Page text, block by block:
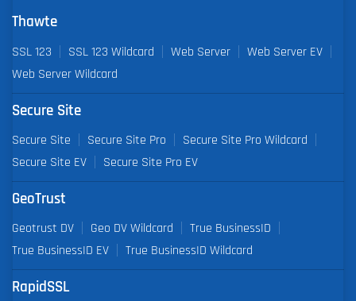
Thawte
SSL 123 SSL 123 Wildcard Web Server
Web Server EV
Web Server Wildcard
Secure Site
Secure Site Secure Site Pro
Secure Site Pro Wildcard
Secure Site EV
Secure Site Pro EV
GeoTrust
Geotrust DV Geo DV Wildcard
True BusinessID
True BusinessID EV
True BusinessID Wildcard
RapidSSL